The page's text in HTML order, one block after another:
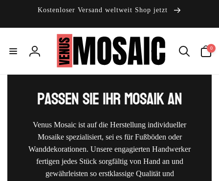
Kostenloser Versand weltweit Shop jetzt
Einloggen
0
Artikel
Passen Sie Ihr Mosaik an
Venus Mosaic ist auf die Herstellung individueller
Mosaike spezialisiert, sei es für Fußböden oder
Wanddekorationen. Unsere engagierten Handwerker
fertigen jedes Stück sorgfältig von Hand an und
gewährleisten so erstklassige Qualität und